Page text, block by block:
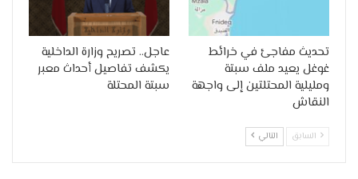
تحديث مفاجئ في خرائط
غوغل يعيد ملف سبتة
ومليلية المحتلتين إلى واجهة
النقاش
عاجل.. تصريح وزارة الداخلية
يكشف تفاصيل أحداث معبر
سبتة المحتلة
السابق التالي